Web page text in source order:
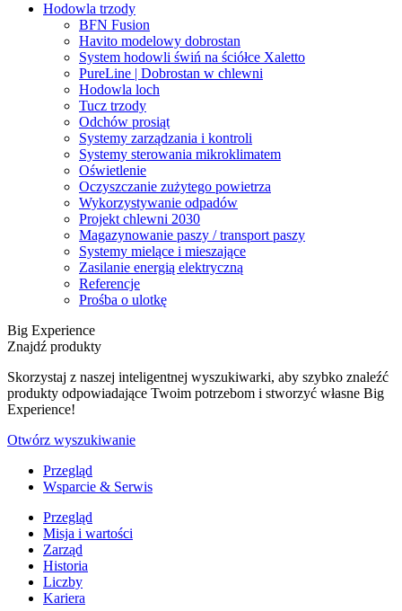
Hodowla trzody
BFN Fusion
Havito modelowy dobrostan
System hodowli świń na ściółce Xaletto
PureLine | Dobrostan w chlewni
Hodowla loch
Tucz trzody
Odchów prosiąt
Systemy zarządzania i kontroli
Systemy sterowania mikroklimatem
Oświetlenie
Oczyszczanie zużytego powietrza
Wykorzystywanie odpadów
Projekt chlewni 2030
Magazynowanie paszy / transport paszy
Systemy mielące i mieszające
Zasilanie energią elektryczną
Referencje
Prośba o ulotkę
Big Experience
Znajdź produkty
Skorzystaj z naszej inteligentnej wyszukiwarki, aby szybko znaleźć
produkty odpowiadające Twoim potrzebom i stworzyć własne Big
Experience!
Otwórz wyszukiwanie
Przegląd
Wsparcie & Serwis
Przegląd
Misja i wartości
Zarząd
Historia
Liczby
Kariera